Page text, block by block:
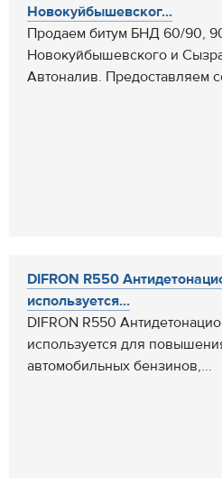
Новокуйбышевског...
Продаем битум БНД 60/90,
Новокуйбышевского и
Автоналив. Предоставляем
DIFRON R550
используется...
DIFRON R550
используется для
автомобильных бензинов,...